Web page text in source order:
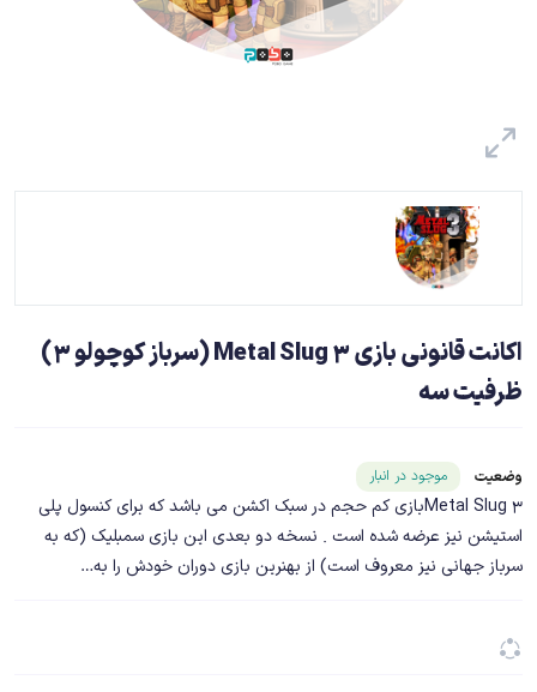
اکانت قانونی بازی Metal Slug 3 (سرباز کوچولو 3)
ظرفیت سه
وضعیت موجود در انبارشناسه محصول ۱۹۰۹۲
Metal Slug 3بازی کم حجم در سبک اکشن می باشد که برای کنسول پلی
استیشن نیز عرضه شده است . نسخه دو بعدی این بازی سمبلیک (که به
سرباز جهانی نیز معروف است) از بهنرین بازی دوران خودش را به…